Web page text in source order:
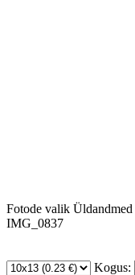
Fotode valik Üldandmed
IMG_0837
Kogus: